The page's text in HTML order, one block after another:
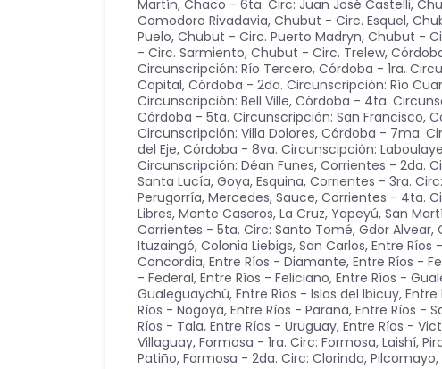
Martín, Chaco - 6ta. Circ: Juan José Castelli,
Comodoro Rivadavia, Chubut - Circ. Esquel,
Puelo, Chubut - Circ. Puerto Madryn, Chubut -
- Circ. Sarmiento, Chubut - Circ. Trelew,
Circunscripción: Río Tercero, Córdoba - 1ra.
Capital, Córdoba - 2da. Circunscripción: Río
Circunscripción: Bell Ville, Córdoba - 4ta.
Córdoba - 5ta. Circunscripción: San Francisco,
Circunscripción: Villa Dolores, Córdoba - 7ma.
del Eje, Córdoba - 8va. Circunscipción: Laboulaye
Circunscripción: Déan Funes, Corrientes - 2da.
Santa Lucía, Goya, Esquina, Corrientes - 3ra.
Perugorría, Mercedes, Sauce, Corrientes - 4ta.
Libres, Monte Caseros, La Cruz, Yapeyú, San
Corrientes - 5ta. Circ: Santo Tomé, Gdor Alvear,
Ituzaingó, Colonia Liebigs, San Carlos, Entre Ríos
Concordia, Entre Ríos - Diamante, Entre Ríos -
- Federal, Entre Ríos - Feliciano, Entre Ríos -
Gualeguaychú, Entre Ríos - Islas del Ibicuy, Entre
Ríos - Nogoyá, Entre Ríos - Paraná, Entre Ríos -
Ríos - Tala, Entre Ríos - Uruguay, Entre Ríos -
Villaguay, Formosa - 1ra. Circ: Formosa, Laishí,
Patiño, Formosa - 2da. Circ: Clorinda, Pilcomayo,